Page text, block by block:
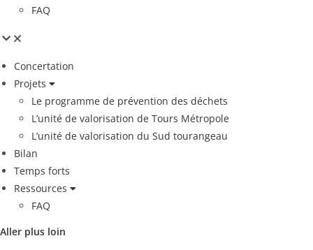
FAQ
Concertation
Projets
Le programme de prévention des déchets
L’unité de valorisation de Tours Métropole
L’unité de valorisation du Sud tourangeau
Bilan
Temps forts
Ressources
FAQ
Aller plus loin